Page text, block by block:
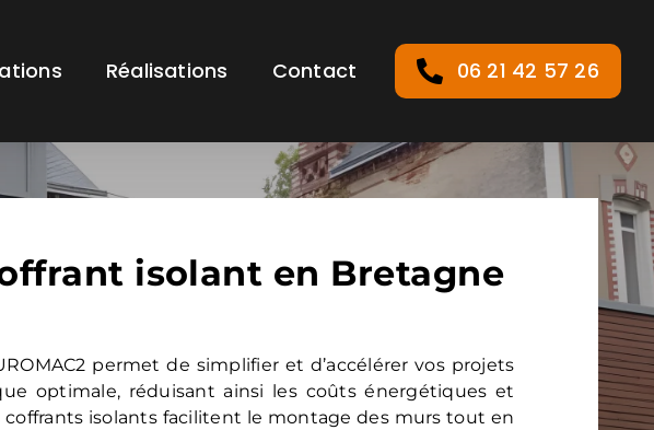
Réalisations Contact 06 21 42 57 26
isolant en Bretagne
permet de simplifier et d’accélérer vos projets
optimale, réduisant ainsi les coûts énergétiques et
isolants facilitent le montage des murs tout en